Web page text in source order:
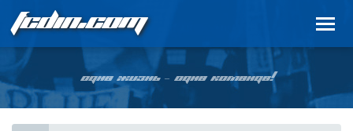
FCDIN.COM
ОДНА ЖИЗНЬ – ОДНА КОМАНДА!